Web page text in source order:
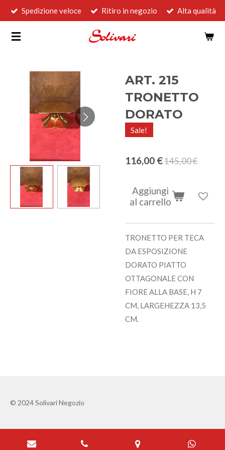
Vai
contenuto
Spedizione veloce Ritiro in negozio Alta qualità
ART. 215
TRONETTO
DORATO
Sale!
116,00 €145,00 €
Aggiungi
al carrello
TRONETTO PER TECA
DA ESPOSIZIONE
DORATO PIATTO
OTTAGONALE CON
FIORE ALLA BASE, H 7
CM, LARGEHEZZA 13,5
CM.
© 2024 Solivari Negozio